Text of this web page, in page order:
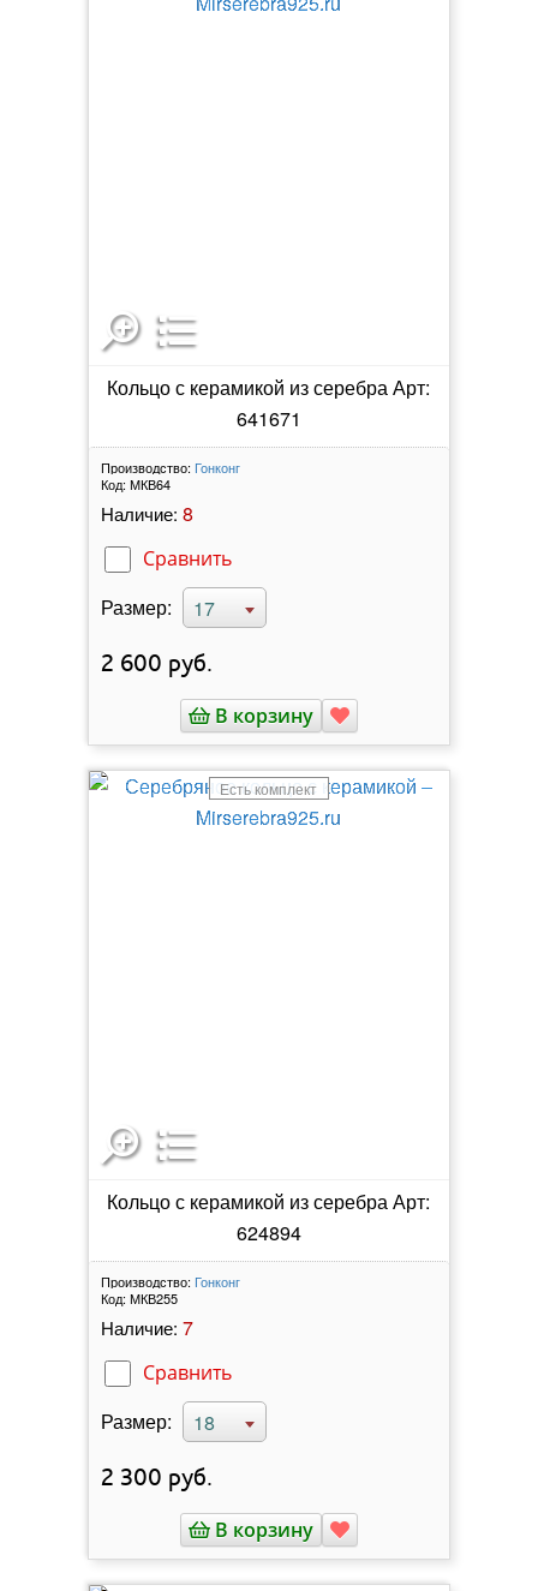
Кольцо с керамикой из серебра Арт:
641671
Производство: Гонконг
Код: МКВ64
Наличие: 8
Сравнить
Размер: 17
2 600 руб.
В корзину
Есть комплект
Кольцо с керамикой из серебра Арт:
624894
Производство: Гонконг
Код: МКВ255
Наличие: 7
Сравнить
Размер: 18
2 300 руб.
В корзину